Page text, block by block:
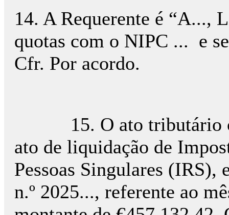
14. A Requerente é “A...,
quotas com o NIPC ... e
Cfr. Por acordo.
15. O ato tributário
ato de liquidação de
Pessoas Singulares
n.º 2025..., referente ao